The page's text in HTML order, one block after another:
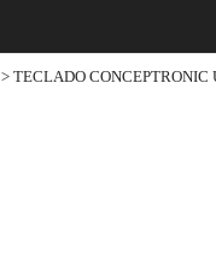
> TECLADO